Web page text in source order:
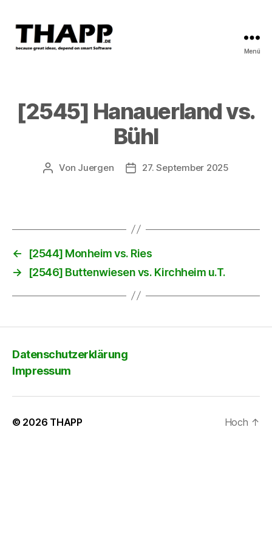
Menü
[2545] Hanauerland vs.
Bühl
Beitragsautor
Von Juergen Beitragsdatum
27. September 2025
←
[2544] Monheim vs. Ries
→
[2546] Buttenwiesen vs. Kirchheim u.T.
Datenschutzerklärung
Impressum
© 2026 THAPP Hoch ↑